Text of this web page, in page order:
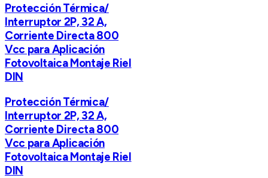
Protección Térmica/
Interruptor 2P, 32 A,
Corriente Directa 800
Vcc para Aplicación
Fotovoltaica Montaje Riel
DIN
Protección Térmica/
Interruptor 2P, 32 A,
Corriente Directa 800
Vcc para Aplicación
Fotovoltaica Montaje Riel
DIN